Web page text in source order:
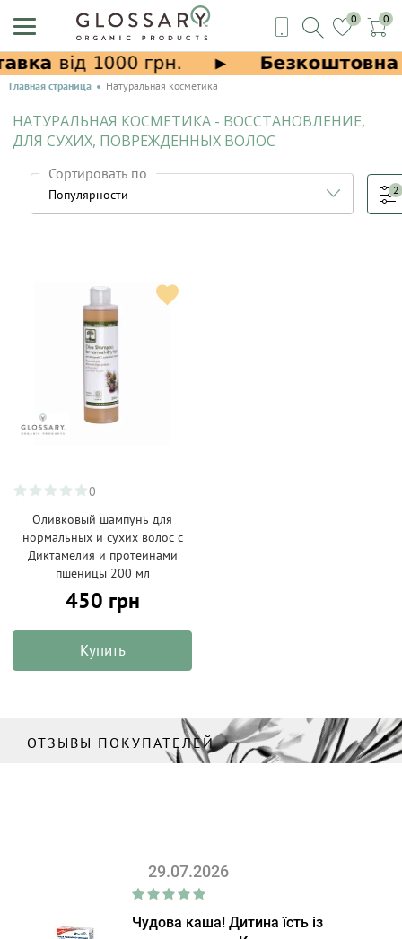
0 0
Главная страница Натуральная косметика
НАТУРАЛЬНАЯ КОСМЕТИКА - ВОССТАНОВЛЕНИЕ,
ДЛЯ СУХИХ, ПОВРЕЖДЕННЫХ ВОЛОС
Сортировать по
2
0
Оливковый шампунь для
нормальных и сухих волос с
Диктамелия и протеинами
пшеницы 200 мл
450 грн
Купить
ОТЗЫВЫ ПОКУПАТЕЛЕЙ
29.07.2026
Чудова каша! Дитина їсть із